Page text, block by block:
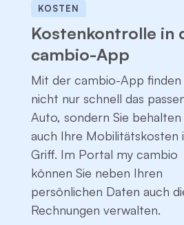
KOSTEN
Kostenkontrolle in
cambio-App
Mit der cambio-App finden
nicht nur schnell das
Auto, sondern Sie behalten
auch Ihre Mobilitätskosten
Griff. Im Portal my cambio
können Sie neben Ihren
persönlichen Daten auch
Rechnungen verwalten.